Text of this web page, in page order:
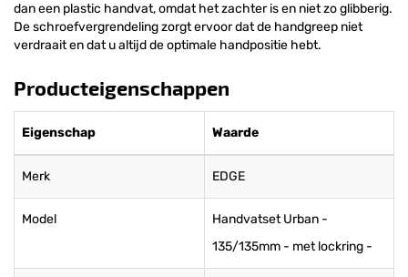
dan een plastic handvat, omdat het zachter is en niet zo glibberig.
De schroefvergrendeling zorgt ervoor dat de handgreep niet
verdraait en dat u altijd de optimale handpositie hebt.
Producteigenschappen
Eigenschap Waarde
Merk EDGE
Model
Handvatset Urban -
135/135mm - met lockring -